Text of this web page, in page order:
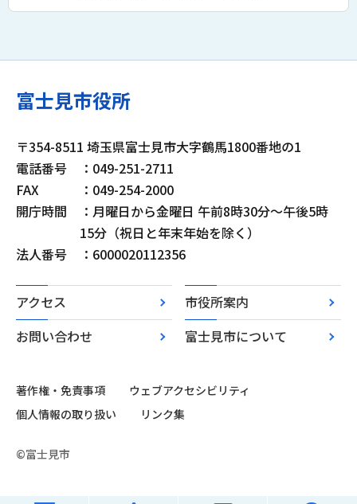
富士見市役所
〒354-8511 埼玉県富士見市大字鶴馬1800番地の1
電話番号
：049-251-2711
FAX
：049-254-2000
開庁時間
：月曜日から金曜日 午前8時30分～午後5時
15分（祝日と年末年始を除く）
法人番号
：6000020112356
アクセス
市役所案内
お問い合わせ
富士見市について
著作権・免責事項
ウェブアクセシビリティ
個人情報の取り扱い
リンク集
©富士見市